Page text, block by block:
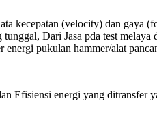
kecepatan (velocity) dan gaya
Dari Jasa pda test
pukulan hammer/alat
Efisiensi energi yang ditransfer